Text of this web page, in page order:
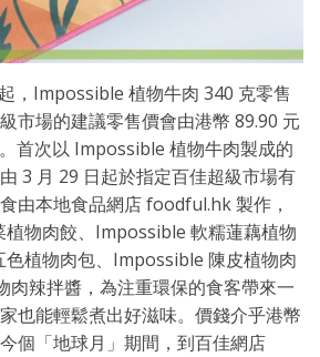
，Impossible 植物牛肉 340 克零售
市場的建議零售價會由港幣 89.90 元
首次以 Impossible 植物牛肉製成的
3 月 29 日起於指定百佳超級市場有
由本地食品網店 foodful.hk 製作，
物肉餃、Impossible 軟糯蓮藕植物
植物肉包、Impossible 陳皮植物肉
辣拌醬，為注重環保的食客帶來一
也能輕鬆煮出好滋味。價錢介乎港幣
個「地球月」期間，到百佳網店